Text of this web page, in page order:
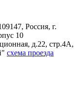
Россия, г.
10
д.22, стр.4А,
схема проезда